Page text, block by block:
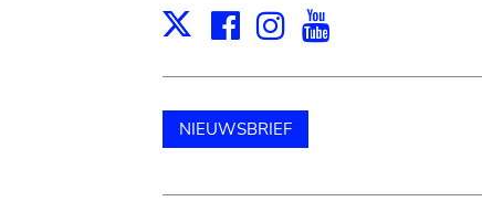
X Facebook
Instagram
NIEUWSBRIEF